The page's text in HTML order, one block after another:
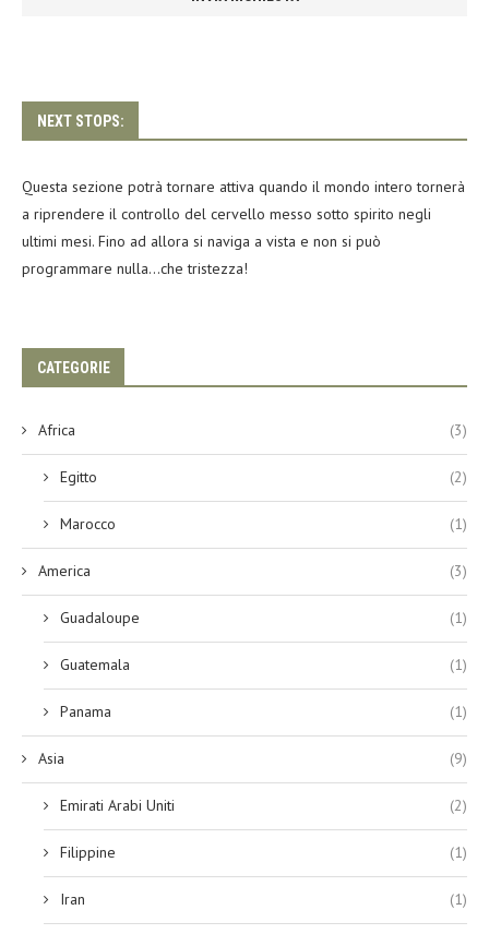
NEXT STOPS:
Questa sezione potrà tornare attiva quando il mondo intero tornerà
a riprendere il controllo del cervello messo sotto spirito negli
ultimi mesi. Fino ad allora si naviga a vista e non si può
programmare nulla…che tristezza!
CATEGORIE
Africa (3)
Egitto (2)
Marocco (1)
America (3)
Guadaloupe (1)
Guatemala (1)
Panama (1)
Asia (9)
Emirati Arabi Uniti (2)
Filippine (1)
Iran (1)